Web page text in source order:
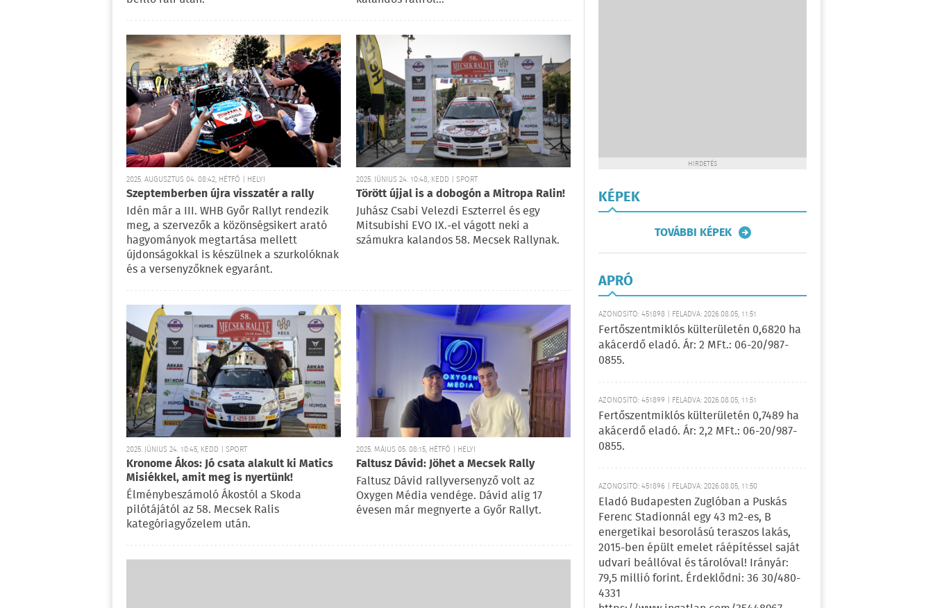
2025. AUGUSZTUS 04. 08:42, HÉTFŐ | HELYI
Szeptemberben újra visszatér a rally
Idén már a III. WHB Győr Rallyt rendezik
meg, a szervezők a közönségsikert arató
hagyományok megtartása mellett
újdonságokkal is készülnek a szurkolóknak
és a versenyzőknek egyaránt.
2025. JÚNIUS 24. 10:48, KEDD | SPORT
Törött újjal is a dobogón a Mitropa Ralin!
Juhász Csabi Velezdi Eszterrel és egy
Mitsubishi EVO IX.-el vágott neki a
számukra kalandos 58. Mecsek Rallynak.
2025. JÚNIUS 24. 10:45, KEDD | SPORT
Kronome Ákos: Jó csata alakult ki Matics
Misiékkel, amit meg is nyertünk!
Élménybeszámoló Ákostól a Skoda
pilótájától az 58. Mecsek Ralis
kategóriagyőzelem után.
2025. MÁJUS 05. 08:15, HÉTFŐ | HELYI
Faltusz Dávid: Jöhet a Mecsek Rally
Faltusz Dávid rallyversenyző volt az
Oxygen Média vendége. Dávid alig 17
évesen már megnyerte a Győr Rallyt.
HIRDETÉS
KÉPEK
TOVÁBBI KÉPEK
APRÓ
AZONOSÍTÓ: 451898 | FELADVA: 2026.08.05, 11:51
Fertőszentmiklós külterületén 0,6820 ha
akácerdő eladó. Ár: 2 MFt.: 06-20/987-
0855.
AZONOSÍTÓ: 451899 | FELADVA: 2026.08.05, 11:51
Fertőszentmiklós külterületén 0,7489 ha
akácerdő eladó. Ár: 2,2 MFt.: 06-20/987-
0855.
AZONOSÍTÓ: 451896 | FELADVA: 2026.08.05, 11:50
Eladó Budapesten Zuglóban a Puskás
Ferenc Stadionnál egy 43 m2-es, B
energetikai besorolású teraszos lakás,
2015-ben épült emelet ráépítéssel saját
udvari beállóval és tárolóval! Irányár:
79,5 millió forint. Érdeklődni: 36 30/480-
4331